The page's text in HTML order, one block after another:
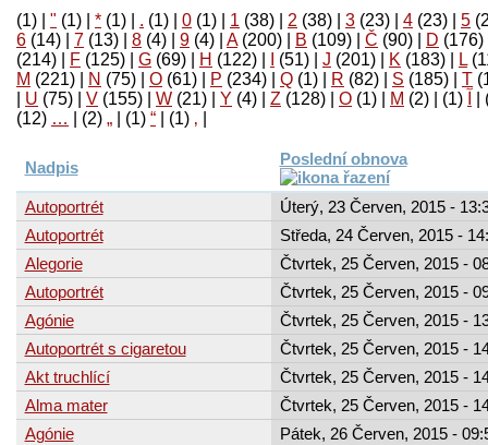
(1) " (1) * (1) . (1) 0 (1) 1 (38) 2 (38) 3 (23) 4 (23) 5
6 (14) 7 (13) 8 (4) 9 (4) A(200) B (109) Č (90) D (176)
(214)
F (125) G (69) H (122) (51) J (201) K (183) L
M (221) N (75) O (61) P (234) Q (1) R (82) S (185) T
U (75) V (155) W (21) Y (4) Z (128) Ο (1) М (2)
(1)
‚
(1)
“
(1)
„
(2)
…
(12)
Nadpis Poslední obnova
Autoportrét
Úterý, 23 Červen, 2015 -
Autoportrét
Středa, 24 Červen, 2015 -
Alegorie
Čtvrtek, 25 Červen, 2015 -
Autoportrét
Čtvrtek, 25 Červen, 2015 -
Agónie
Čtvrtek, 25 Červen, 2015 -
Autoportrét s cigaretou
Čtvrtek, 25 Červen, 2015 -
Akt truchlící
Čtvrtek, 25 Červen, 2015 -
Alma mater
Čtvrtek, 25 Červen, 2015 -
Agónie
Pátek, 26 Červen, 2015 -